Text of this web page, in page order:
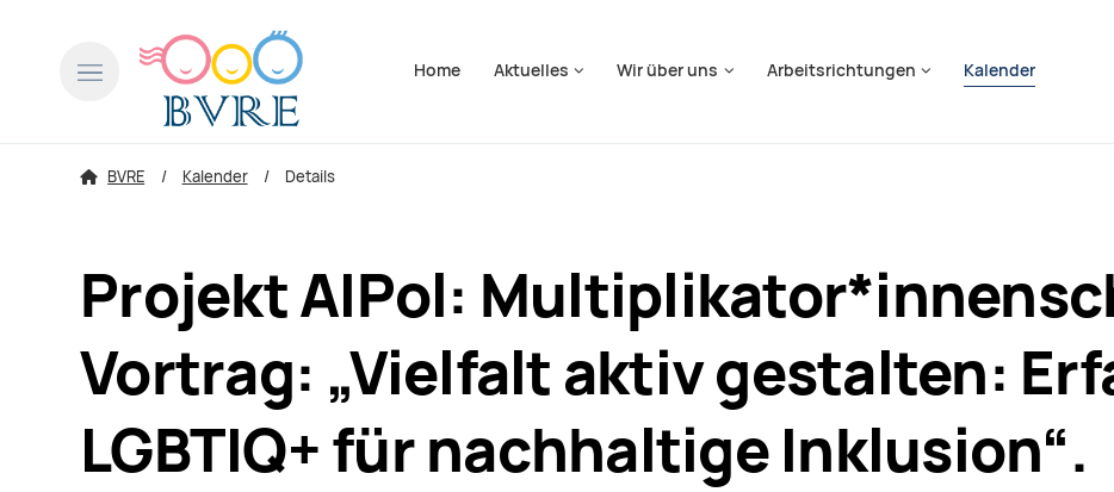
Home
Aktuelles Wir über uns Arbeitsrichtungen Kalender
BVRE Kalender Details
Projekt AIPol:
Vortrag: „Vielfalt aktiv gestalten:
LGBTIQ+ für nachhaltige Inklusion“.